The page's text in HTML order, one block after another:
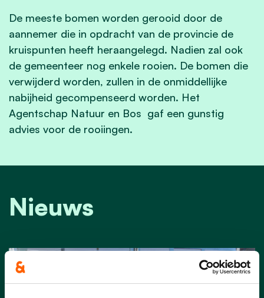
De meeste bomen worden gerooid door de
aannemer die in opdracht van de provincie de
kruispunten heeft heraangelegd. Nadien zal ook
de gemeenteer nog enkele rooien. De bomen die
verwijderd worden, zullen in de onmiddellijke
nabijheid gecompenseerd worden. Het
Agentschap Natuur en Bos gaf een gunstig
advies voor de rooiingen.
Nieuws